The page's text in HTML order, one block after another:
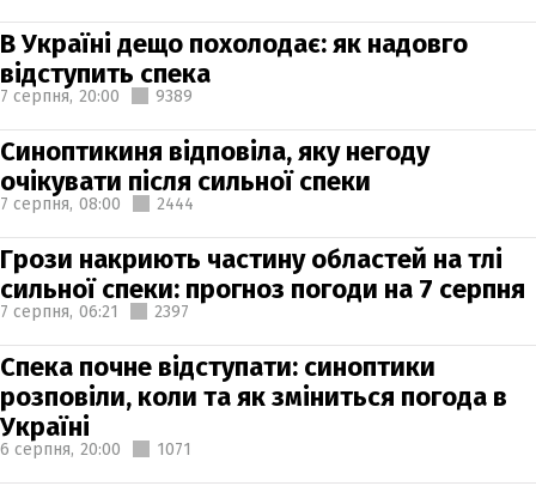
В Україні дещо похолодає: як надовго
відступить спека
7 серпня, 20:00 9389
Синоптикиня відповіла, яку негоду
очікувати після сильної спеки
7 серпня, 08:00 2444
Грози накриють частину областей на тлі
сильної спеки: прогноз погоди на 7 серпня
7 серпня, 06:21 2397
Спека почне відступати: синоптики
розповіли, коли та як зміниться погода в
Україні
6 серпня, 20:00 1071